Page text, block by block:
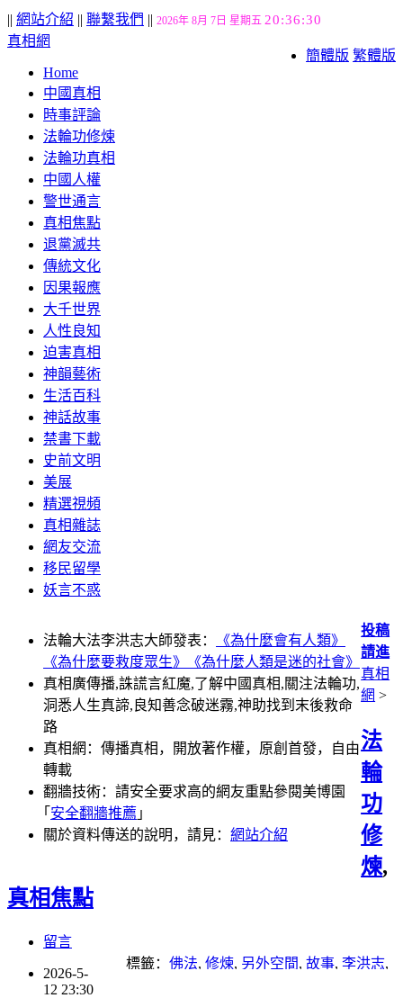
|| 網站介紹 || 聯繫我們 || 2026年 8月 7日 星期五 20:36:31
簡體版 繁體版
真相網
Home
中國真相
時事評論
法輪功修煉
法輪功真相
中國人權
警世通言
真相焦點
退黨滅共
傳統文化
因果報應
大千世界
人性良知
迫害真相
神韻藝術
生活百科
神話故事
禁書下載
史前文明
美展
精選視頻
真相雜誌
網友交流
移民留學
妖言不惑
法輪大法李洪志大師發表：
《為什麼會有人類》
《為什麼要救度眾生》
《為什麼人類是迷的社會》
真相廣傳播,誅謊言紅魔,了解中國真相,關注法輪功,
洞悉人生真諦,良知善念破迷霧,神助找到末後救命
路
真相網：傳播真相，開放著作權，原創首發，自由
轉載
翻牆技術：請安全要求高的網友重點參閱美博園
｢ 安全翻牆推薦 ｣
關於資料傳送的說明，請見： 網站介紹
投稿
請進
真相
網 >
法
輪
功
修
煉,
真相焦點
留言
標籤： 佛法, 修煉, 另外空間, 故事, 李洪志,
2026-5-
12 23:30